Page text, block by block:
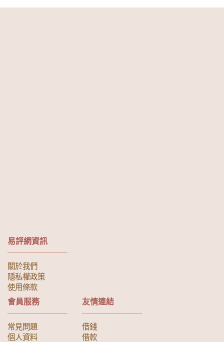
易評網資訊
關於我們
隱私權政策
使用條款
會員服務
常見問題
個人資料
友情連結
借錢
借款